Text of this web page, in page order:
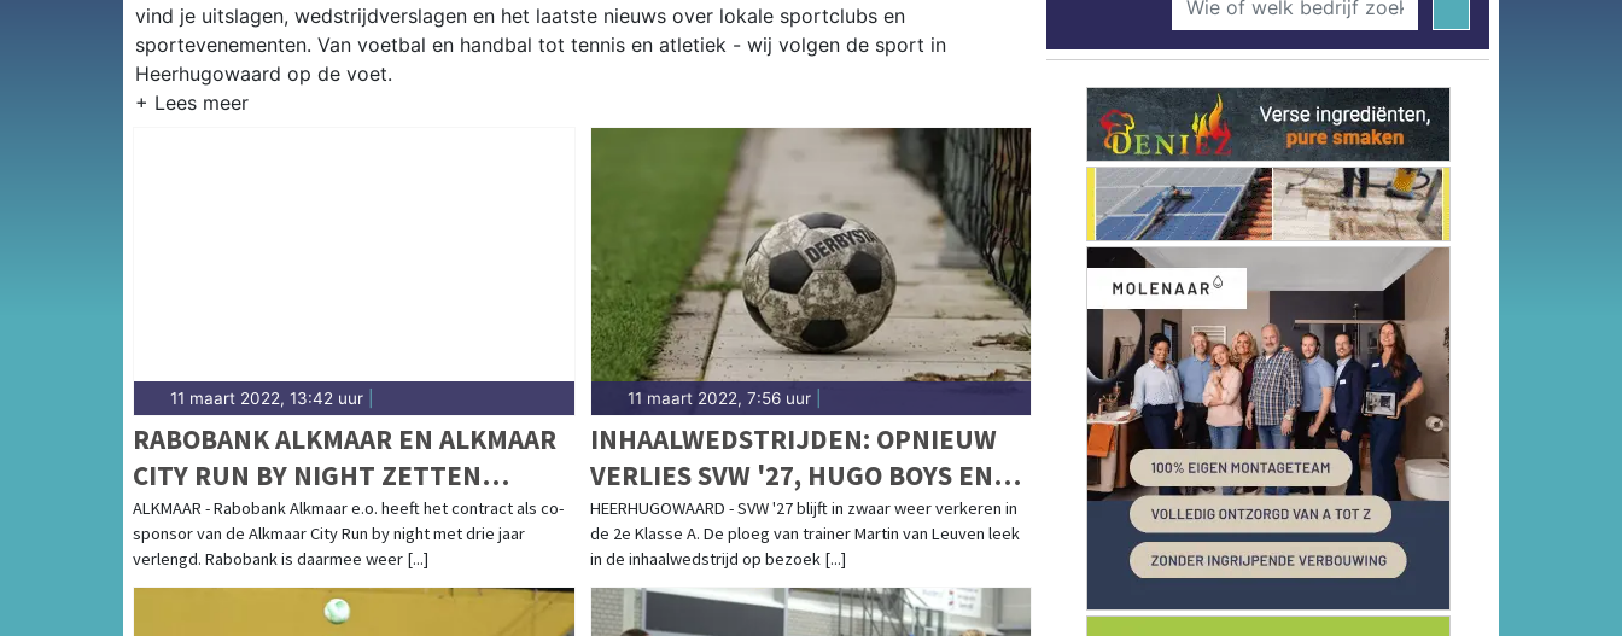
vind je uitslagen, wedstrijdverslagen en het laatste nieuws over lokale sportclubs en
sportevenementen. Van voetbal en handbal tot tennis en atletiek - wij volgen de sport in
Heerhugowaard op de voet.
Onze sportredactie brengt wekelijks verslagen van wedstrijden en toernooien uit de regio. Blijf
op de hoogte van alle sportieve uitslagen en prestaties in Heerhugowaard.
11 maart 2022, 13:42 uur
RABOBANK ALKMAAR EN ALKMAAR
CITY RUN BY NIGHT ZETTEN
SUCCESVOLLE SAMENWERKING
VOORT
ALKMAAR - Rabobank Alkmaar e.o. heeft het contract als co-
sponsor van de Alkmaar City Run by night met drie jaar
verlengd. Rabobank is daarmee weer [...]
11 maart 2022, 7:56 uur|
INHAALWEDSTRIJDEN: OPNIEUW
VERLIES SVW '27, HUGO BOYS EN
WMC SPROKKELEN PUNTJE
HEERHUGOWAARD - SVW '27 blijft in zwaar weer verkeren in
de 2e Klasse A. De ploeg van trainer Martin van Leuven leek
in de inhaalwedstrijd op bezoek [...]